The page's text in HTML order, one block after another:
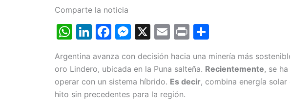
Comparte la noticia
W
at
s
A
Li
k
e
dI
F
c
e
b
M
s
s
e
X
E
ai
l
Pr
t
m
p
Argentina avanza con decisión hacia una minería más
oro Lindero, ubicada en la Puna salteña. Recientemente, se
operar con un sistema híbrido. Es decir, combina energía
hito sin precedentes para la región.